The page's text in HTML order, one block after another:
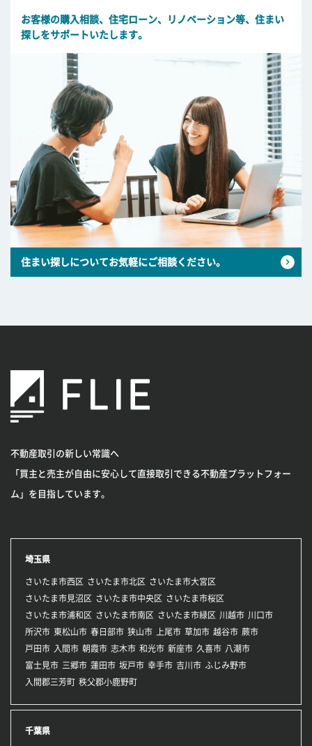
お客様の購入相談、住宅ローン、リノベーション等、住まい
探しをサポートいたします。
住まい探しについてお気軽にご相談ください。
不動産取引の新しい常識へ
「買主と売主が自由に安心して直接取引できる不動産プラットフォー
ム」を目指しています。
埼玉県
さいたま市西区 さいたま市北区
さいたま市大宮区
さいたま市見沼区
さいたま市中央区
さいたま市桜区
さいたま市浦和区
さいたま市南区 さいたま市緑区 川越市 川口市
所沢市 東松山市 春日部市 狭山市 上尾市 草加市 越谷市 蕨市
戸田市 入間市 朝霞市 志木市 和光市 新座市 久喜市 八潮市
富士見市 三郷市 蓮田市 坂戸市 幸手市 吉川市 ふじみ野市
入間郡三芳町 秩父郡小鹿野町
千葉県